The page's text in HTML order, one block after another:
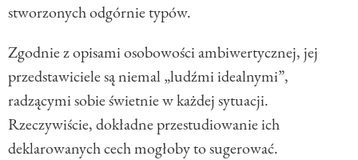
stworzonych odgórnie typów.
Zgodnie z opisami osobowości ambiwertycznej, jej
przedstawiciele są niemal „ludźmi idealnymi”,
radzącymi sobie świetnie w każdej sytuacji.
Rzeczywiście, dokładne przestudiowanie ich
deklarowanych cech mogłoby to sugerować.